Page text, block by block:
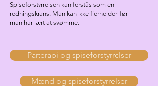
Spiseforstyrrelsen kan forstås som en
redningskrans. Man kan ikke fjerne den før
man har lært at svømme.
Parterapi og spiseforstyrrelser
Mænd og spiseforstyrrelser